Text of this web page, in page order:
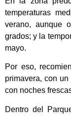
temperaturas
verano, aunque
grados; y la
mayo.
Por eso,
primavera, con
con noches
Dentro del